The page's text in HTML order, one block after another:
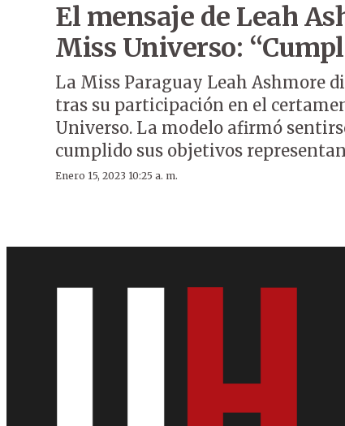
El mensaje de Leah
Miss Universo:
La Miss Paraguay Leah Ashmore
tras su participación en el
Universo. La modelo afirmó
cumplido sus objetivos
Enero 15, 2023 10:25 a. m.